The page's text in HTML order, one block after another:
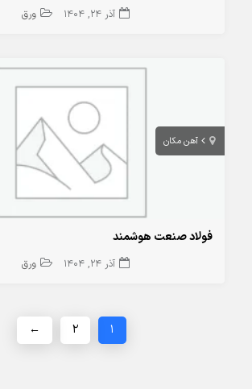
آذر 24, 1404 ورق
آهن مکان
فولاد صنعت هوشمند
آذر 24, 1404 ورق
1
2
←